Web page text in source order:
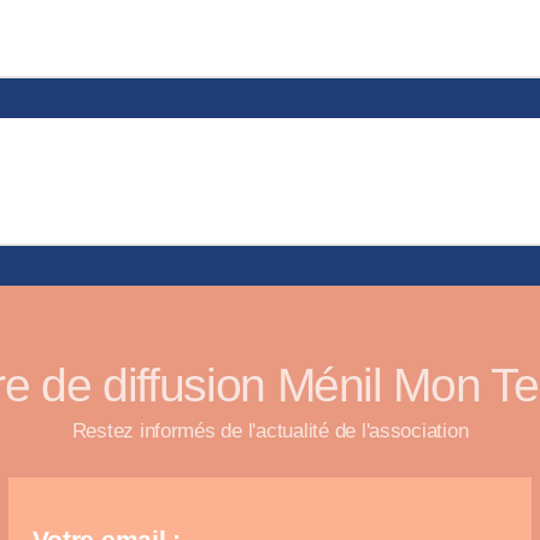
de diffusion Ménil Mon
Restez informés de l'actualité de l'association